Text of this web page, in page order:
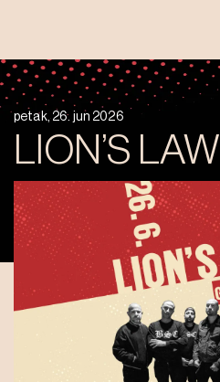
petak, 26. jun 2026
LION’S LAW